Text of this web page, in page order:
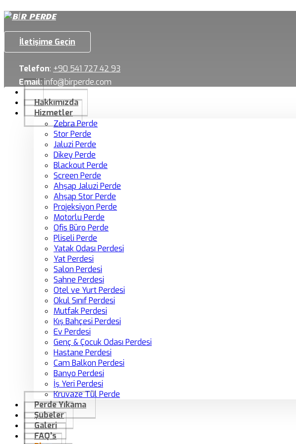
İletişime Geçin
Telefon: +90 541 727 42 93
Email:info@birperde.com
Hakkımızda
Hizmetler
Zebra Perde
Stor Perde
Jaluzi Perde
Dikey Perde
Blackout Perde
Screen Perde
Ahşap Jaluzi Perde
Ahşap Stor Perde
Projeksiyon Perde
Motorlu Perde
Ofis Büro Perde
Pliseli Perde
Yatak Odası Perdesi
Yat Perdesi
Salon Perdesi
Sahne Perdesi
Otel ve Yurt Perdesi
Okul Sınıf Perdesi
Mutfak Perdesi
Kış Bahçesi Perdesi
Ev Perdesi
Genç & Çocuk Odası Perdesi
Hastane Perdesi
Cam Balkon Perdesi
Banyo Perdesi
İş Yeri Perdesi
Kruvaze Tül Perde
Perde Yıkama
Şubeler
Galeri
FAQ’s